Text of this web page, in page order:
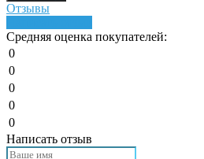
Отзывы
Средняя оценка покупателей:
0
0
0
0
0
Написать отзыв